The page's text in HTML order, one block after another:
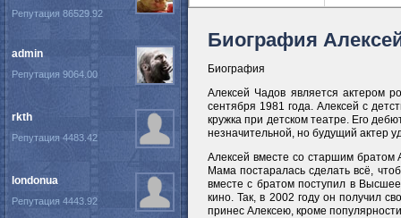
Биография
Биография
Алексей Чадов является актером
сентября 1981 года. Алексей с
кружка при детском театре. Его
незначительной, но будущий актер
Алексей вместе со старшим братом
Мама постаралась сделать всё,
вместе с братом поступил в
кино. Так, в 2002 году он получил
принес Алексею, кроме
Репутация 86529.92
admin
Репутация 9064.00
rkth
Репутация 4483.42
londonua
Репутация 4443.92